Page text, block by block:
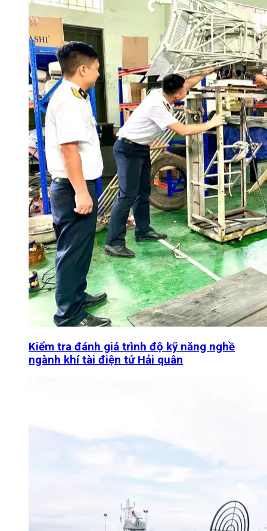
Kiểm tra đánh giá trình độ kỹ năng nghề
ngành khí tài điện tử Hải quân